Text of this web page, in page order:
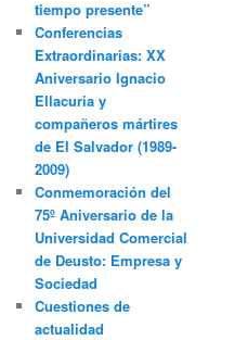
tiempo presente”
Conferencias
Extraordinarias: XX
Aniversario Ignacio
Ellacuria y
compañeros mártires
de El Salvador (1989-
2009)
Conmemoración del
75º Aniversario de la
Universidad Comercial
de Deusto: Empresa y
Sociedad
Cuestiones de
actualidad